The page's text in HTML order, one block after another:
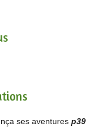
ses aventures p39